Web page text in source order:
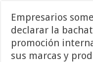
Empresarios
declarar la
promoción
sus marcas y